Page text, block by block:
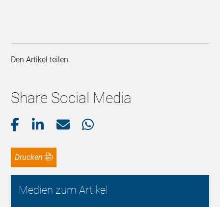
Den Artikel teilen
Share Social Media
Drucken
Medien zum Artikel